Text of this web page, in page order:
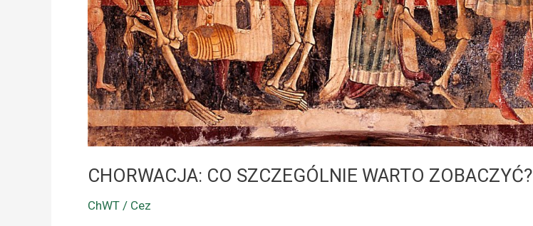
CHORWACJA: CO SZCZEGÓLNIE WARTO ZOBACZYĆ?
ChWT / Cez